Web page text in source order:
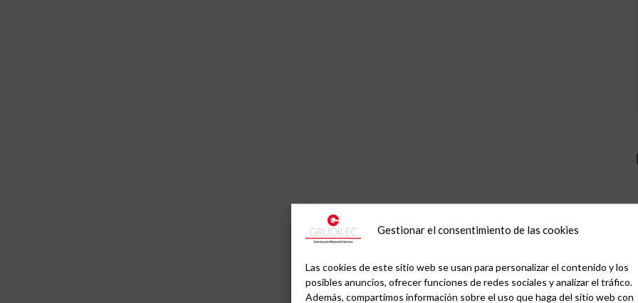
Gestionar el consentimiento de las cookies
Las cookies de este sitio web se usan para personalizar el contenido y los
posibles anuncios, ofrecer funciones de redes sociales y analizar el tráfico.
Además, compartimos información sobre el uso que haga del sitio web con